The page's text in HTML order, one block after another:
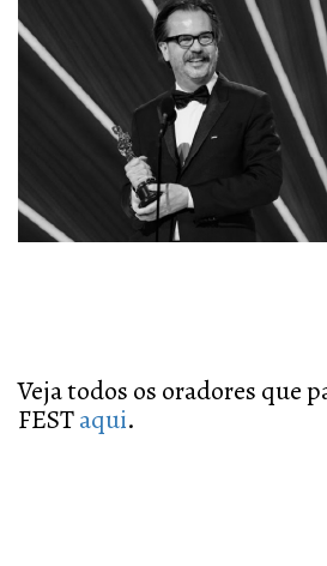
Veja todos os oradores que
FESTaqui.